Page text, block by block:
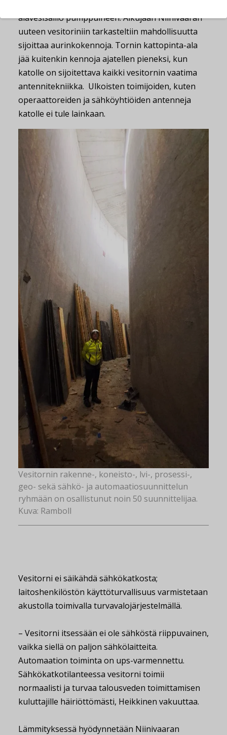
alavesisäiliö pumppuineen. Alkujaan Niinivaaran
uuteen vesitoriniin tarkasteltiin mahdollisuutta
sijoittaa aurinkokennoja. Tornin kattopinta-ala
jää kuitenkin kennoja ajatellen pieneksi, kun
katolle on sijoitettava kaikki vesitornin vaatima
antennitekniikka. Ulkoisten toimijoiden, kuten
operaattoreiden ja sähköyhtiöiden antenneja
katolle ei tule lainkaan.
Vesitornin rakenne-, koneisto-, lvi-, prosessi-,
geo- sekä sähkö- ja automaatiosuunnittelun
ryhmään on osallistunut noin 50 suunnittelijaa.
Kuva: Ramboll
Vesitorni ei säikähdä sähkökatkosta;
laitoshenkilöstön käyttöturvallisuus varmistetaan
akustolla toimivalla turvavalojärjestelmällä.
– Vesitorni itsessään ei ole sähköstä riippuvainen,
vaikka siellä on paljon sähkölaitteita.
Automaation toiminta on ups-varmennettu.
Sähkökatkotilanteessa vesitorni toimii
normaalisti ja turvaa talousveden toimittamisen
kuluttajille häiriöttömästi, Heikkinen vakuuttaa.
Lämmityksessä hyödynnetään Niinivaaran